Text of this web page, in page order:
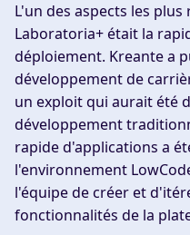
L'un des aspects les
Laboratoria+ était la
déploiement. Kreante a
développement de
un exploit qui aurait été
développement
rapide d'applications a
l'environnement
l'équipe de créer et
fonctionnalités de la